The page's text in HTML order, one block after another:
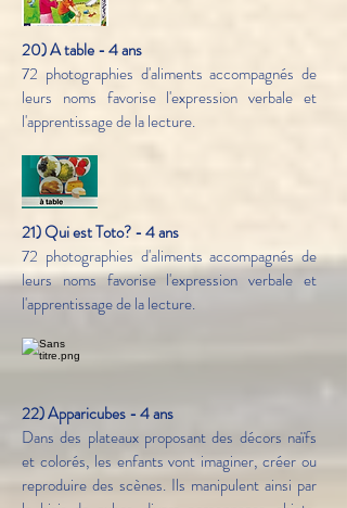
20) A table - 4 ans
72 photographies d'aliments accompagnés de
leurs noms favorise l'expression verbale et
l'apprentissage de la lecture.
21) Qui est Toto? - 4 ans
72 photographies d'aliments accompagnés de
leurs noms favorise l'expression verbale et
l'apprentissage de la lecture.
22) Apparicubes - 4 ans
Dans des plateaux proposant des décors naïfs
et colorés, les enfants vont imaginer, créer ou
reproduire des scènes. Ils manipulent ainsi par